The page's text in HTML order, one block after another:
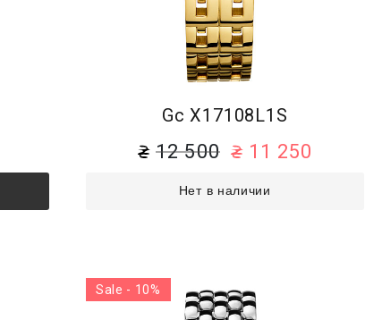
Gc X17108L1S
12 500 11 250
Нет в наличии
Sale - 10%